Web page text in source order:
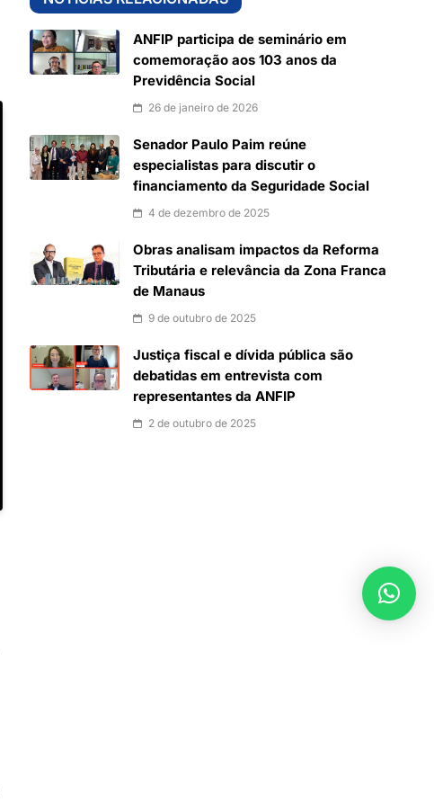
ANFIP participa de seminário em
comemoração aos 103 anos da
Previdência Social
26 de janeiro de 2026
Senador Paulo Paim reúne
especialistas para discutir o
financiamento da Seguridade Social
4 de dezembro de 2025
Obras analisam impactos da Reforma
Tributária e relevância da Zona Franca
de Manaus
9 de outubro de 2025
Justiça fiscal e dívida pública são
debatidas em entrevista com
representantes da ANFIP
2 de outubro de 2025